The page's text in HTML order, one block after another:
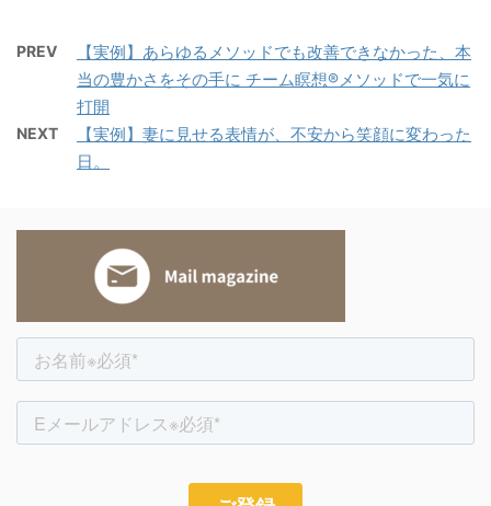
PREV
【実例】あらゆるメソッドでも改善できなかった、本
当の豊かさをその手に チーム瞑想®メソッドで一気に
打開
NEXT
【実例】妻に見せる表情が、不安から笑顔に変わった
日。